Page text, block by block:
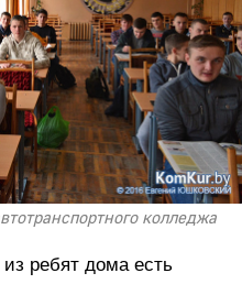
колледжа
ребят дома есть